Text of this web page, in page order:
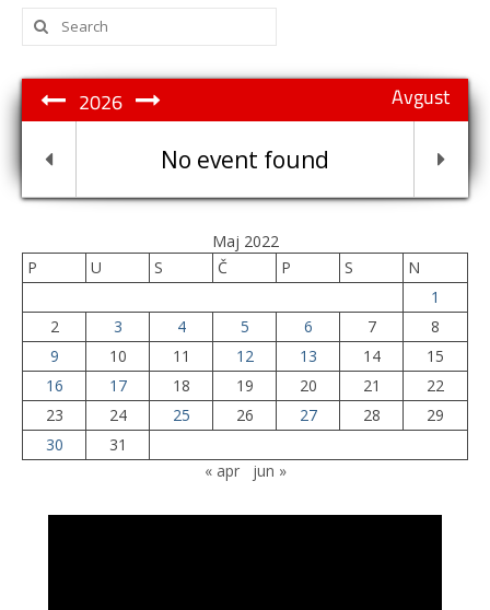
Search
for:
Avgust
2026
No event found
Maj 2022
P
U S Č P S
N
1
2
3 4 5 6 7
8
9
10 11 12 13 14
15
16
17 18 19 20 21
22
23
24 25 26 27 28
29
30
31
« apr
jun »